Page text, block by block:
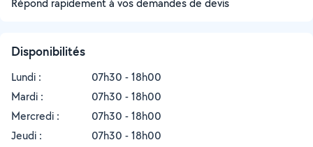
Répond rapidement à vos demandes de devis
Disponibilités
Lundi :
07h30 - 18h00
Mardi :
07h30 - 18h00
Mercredi :
07h30 - 18h00
Jeudi :
07h30 - 18h00